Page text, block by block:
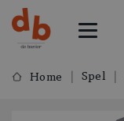
Home Spel